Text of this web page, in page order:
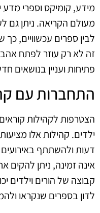
מידע, קומיקס וספרי מדע
מעולם הקריאה. ניתן גם
לבין ספרים עכשוויים,
זה לא רק עוזר לפתח
פתיחות ועניין בנושאים
התחברות עם
הצטרפות לקהילות
ילדים. קהילות אלו
דעות ולהשתתף
אינה זמינה, ניתן להקים
קבוצה של הורים וילדים
לדון בספרים שנקראו